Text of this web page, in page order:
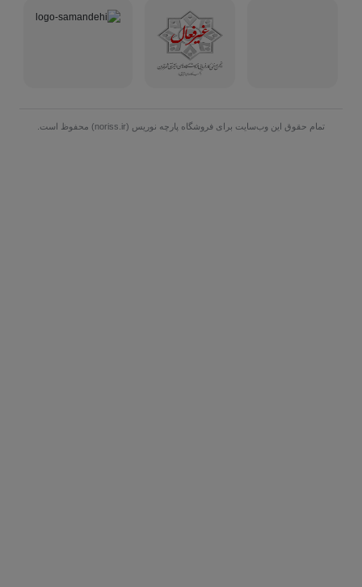
تمام حقوق اين وب‌سايت برای فروشگاه پارچه نوریس (noriss.ir) محفوظ است.